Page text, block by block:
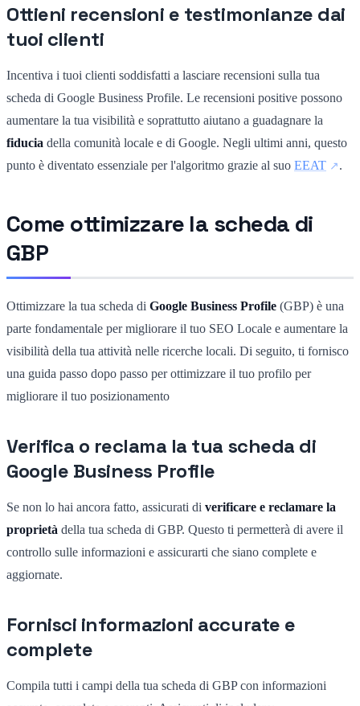
Ottieni recensioni e testimonianze dai
tuoi clienti
Incentiva i tuoi clienti soddisfatti a lasciare recensioni sulla tua
scheda di Google Business Profile. Le recensioni positive possono
aumentare la tua visibilità e soprattutto aiutano a guadagnare la
fiducia della comunità locale e di Google. Negli ultimi anni, questo
punto è diventato essenziale per l'algoritmo grazie al suo EEAT .
Come ottimizzare la scheda di
GBP
Ottimizzare la tua scheda di Google Business Profile (GBP) è una
parte fondamentale per migliorare il tuo SEO Locale e aumentare la
visibilità della tua attività nelle ricerche locali. Di seguito, ti fornisco
una guida passo dopo passo per ottimizzare il tuo profilo per
migliorare il tuo posizionamento
Verifica o reclama la tua scheda di
Google Business Profile
Se non lo hai ancora fatto, assicurati di verificare e reclamare la
proprietà della tua scheda di GBP. Questo ti permetterà di avere il
controllo sulle informazioni e assicurarti che siano complete e
aggiornate.
Fornisci informazioni accurate e
complete
Compila tutti i campi della tua scheda di GBP con informazioni